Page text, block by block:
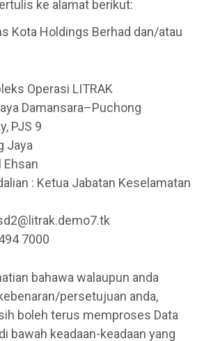
ke alamat berikut:
Kota Holdings Berhad dan/atau
Operasi LITRAK
Damansara–Puchong
PJS 9
Jaya
Ehsan
: Ketua Jabatan Keselamatan
7000
bahawa walaupun anda
persetujuan anda,
boleh terus memproses Data
bawah keadaan-keadaan yang